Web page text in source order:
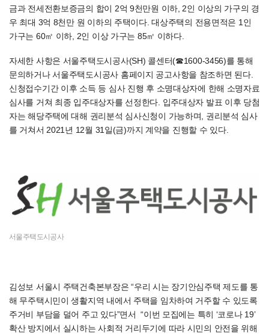
금과 전세전환보증금의 합이 2억 9천만원 이하, 2인 이상의 가구의 경
우 최대 3억 8천만 원 이하의 주택이다. 대상주택의 전용면적은 1인
가구는 60㎡ 이하, 2인 이상 가구는 85㎡ 이하다.
자세한 사항은 서울주택도시공사(SH) 콜센터(☎1600-3456)를 통해
문의하거나 서울주택도시공사 홈페이지 공고사항을 참조하면 된다.
신청접수기간 이후 소득 등 심사 진행 후 소명대상자에 한해 소명자료
심사를 거쳐 최종 입주대상자를 선정한다. 입주대상자 발표 이후 당첨
자는 해당주택에 대해 권리분석 심사신청이 가능하며, 권리분석 심사
를 거쳐서 2021년 12월 31일(금)까지 계약을 진행할 수 있다.
서울주택도시공사
김성보 서울시 주택건축본부장은 “우리 시는 장기안심주택 제도를 통
해 무주택시민이 생활지역 내에서 주택을 임차하여 거주할 수 있도록
주거비 부담을 덜어 주고 있다”면서 “이번 모집에는 특히 ‘코로나 19’
확산 방지에서 실시하는 사회적 거리두기에 따라 시민의 안전을 위해